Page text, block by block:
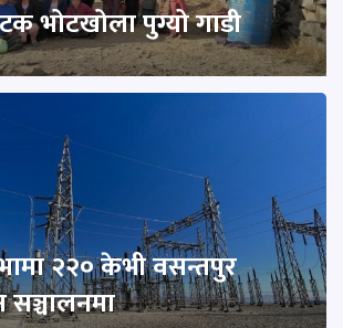
भोटखोला पुग्यो गाडी
२२० केभी वसन्तपुर